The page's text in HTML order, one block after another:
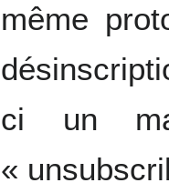
même
ci un
«